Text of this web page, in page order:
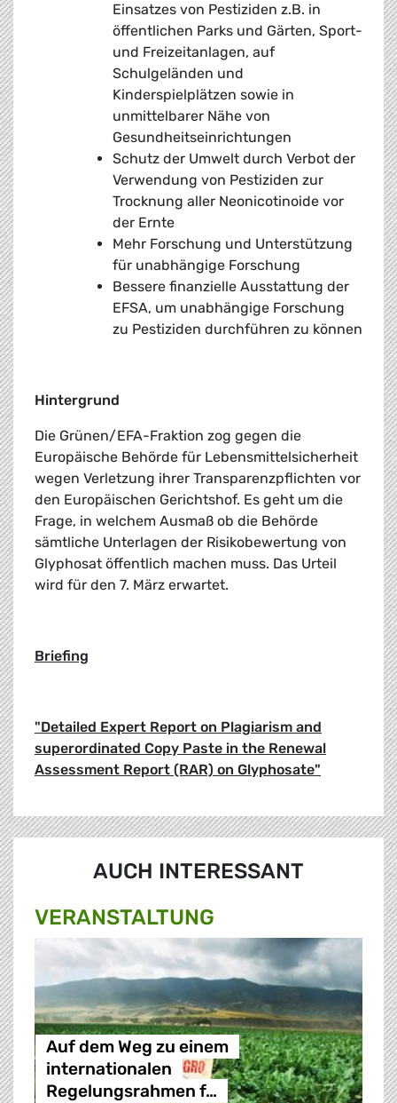
Einsatzes von Pestiziden z.B. in
öffentlichen Parks und Gärten, Sport-
und Freizeitanlagen, auf
Schulgeländen und
Kinderspielplätzen sowie in
unmittelbarer Nähe von
Gesundheitseinrichtungen
Schutz der Umwelt durch Verbot der
Verwendung von Pestiziden zur
Trocknung aller Neonicotinoide vor
der Ernte
Mehr Forschung und Unterstützung
für unabhängige Forschung
Bessere finanzielle Ausstattung der
EFSA, um unabhängige Forschung
zu Pestiziden durchführen zu können
Hintergrund
Die Grünen/EFA-Fraktion zog gegen die
Europäische Behörde für Lebensmittelsicherheit
wegen Verletzung ihrer Transparenzpflichten vor
den Europäischen Gerichtshof. Es geht um die
Frage, in welchem Ausmaß ob die Behörde
sämtliche Unterlagen der Risikobewertung von
Glyphosat öffentlich machen muss. Das Urteil
wird für den 7. März erwartet.
Briefing
"Detailed Expert Report on Plagiarism and
superordinated Copy Paste in the Renewal
Assessment Report (RAR) on Glyphosate"
AUCH INTERESSANT
VERANSTALTUNG
Auf dem Weg zu einem
internationalen
Regelungsrahmen f…